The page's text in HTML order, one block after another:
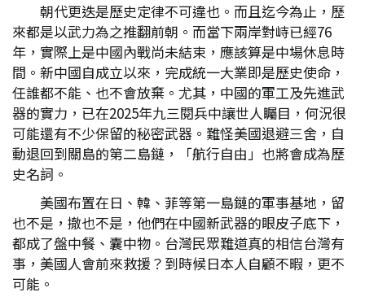
朝代更迭是歷史定律不可違也。而且迄今為止，歷
來都是以武力為之推翻前朝。而當下兩岸對峙已經76
年，實際上是中國內戰尚未結束，應該算是中場休息時
間。新中國自成立以來，完成統一大業即是歷史使命，
任誰都不能、也不會放棄。尤其，中國的軍工及先進武
器的實力，已在2025年九三閱兵中讓世人矚目，何況很
可能還有不少保留的秘密武器。難怪美國退避三舍，自
動退回到關島的第二島鏈，「航行自由」也將會成為歷
史名詞。
美國布置在日、韓、菲等第一島鏈的軍事基地，留
也不是，撤也不是，他們在中國新武器的眼皮子底下，
都成了盤中餐、囊中物。台灣民眾難道真的相信台灣有
事，美國人會前來救援？到時候日本人自顧不暇，更不
可能。